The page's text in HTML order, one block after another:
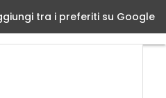
tra i preferiti su Google
tracciabilità e perché è